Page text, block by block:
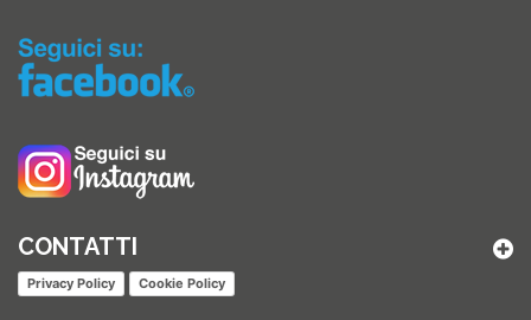
CONTATTI
Privacy Policy Cookie Policy